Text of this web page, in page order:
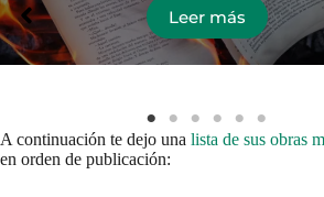
Leer más
A continuación te dejo una lista de sus obras
en orden de publicación: